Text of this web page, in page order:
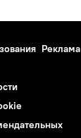
Реклама